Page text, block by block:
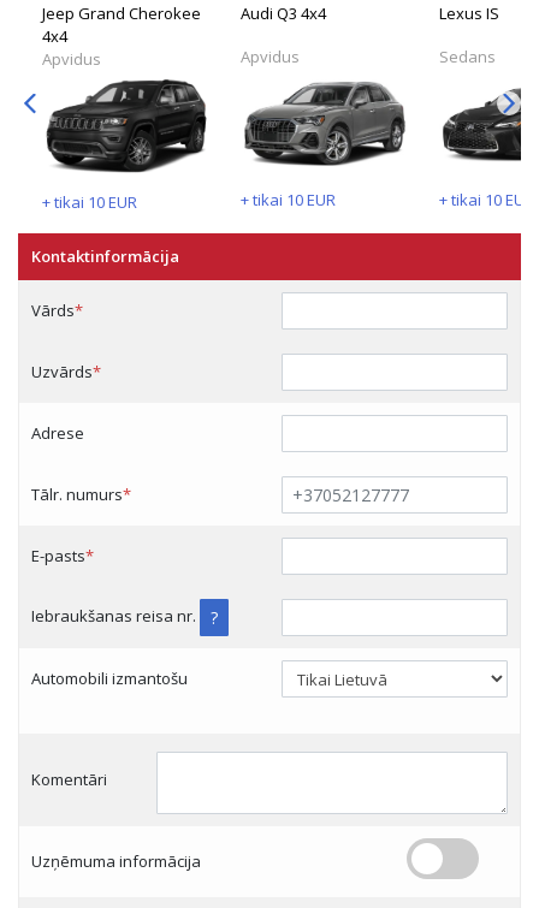
Jeep Grand Cherokee
4x4
Apvidus
+ tikai 10EUR
Audi Q3 4x4
Apvidus
+ tikai 10EUR
Lexus IS
Sedans
+ tikai 10EUR
Kontaktinformācija
Vārds*
Uzvārds*
Adrese
Tālr. numurs*
E-pasts*
Iebraukšanas reisa nr. ?
Automobili izmantošu
Komentāri
Uzņēmuma informācija